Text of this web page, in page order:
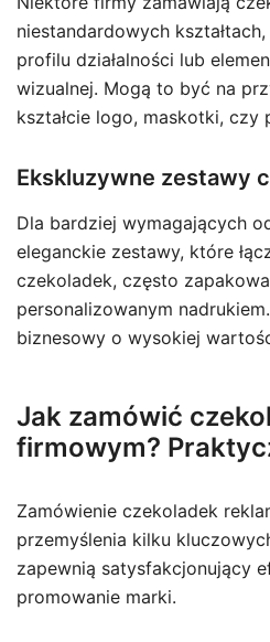
niestandardowych
profilu działalności lub
wizualnej. Mogą to być na
kształcie logo, maskotki, czy
Ekskluzywne zestawy
Dla bardziej wymagających
eleganckie zestawy, które
czekoladek, często
personalizowanym
biznesowy o wysokiej
Jak zamówić
firmowym?
Zamówienie czekoladek
przemyślenia kilku
zapewnią satysfakcjonujący
promowanie marki.